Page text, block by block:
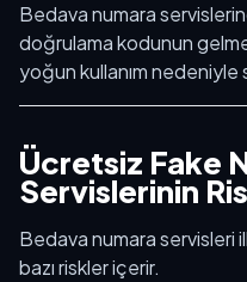
Bedava numara
doğrulama kodunun
yoğun kullanım
Ücretsiz Fake
Servislerinin
Bedava numara servisleri
bazı riskler içerir.